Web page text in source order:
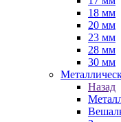
18 мм
20 мм
23 мм
28 мм
30 мм
Назад